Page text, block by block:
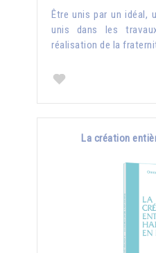
Être unis par un idéal,
unis dans les
réalisation de la
La création